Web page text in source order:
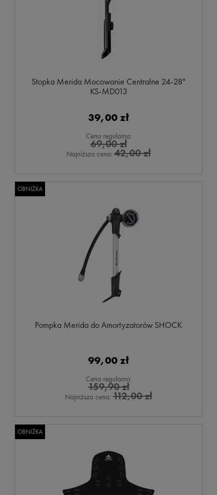
Stopka Merida Mocowanie Centralne 24-28"
KS-MD013
39,00 zł
Cena regularna:
69,00 zł
Najniższa cena: 42,00 zł
Pompka Merida do Amortyzatorów SHOCK
99,00 zł
Cena regularna:
159,90 zł
Najniższa cena: 112,00 zł
OBNIŻKA
OBNIŻKA